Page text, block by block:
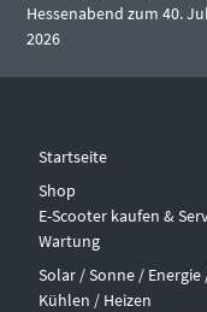
Hessenabend zum 40.
2026
Startseite
Shop
E-Scooter kaufen &
Wartung
Solar / Sonne / Energie
Kühlen / Heizen